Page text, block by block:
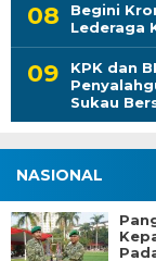
Begini
Lederaga
KPK dan
Sukau
NASIONAL